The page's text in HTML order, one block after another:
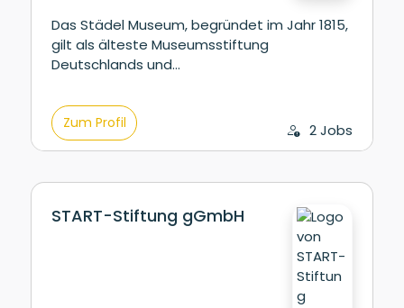
Das Städel Museum, begründet im Jahr 1815,
gilt als älteste Museumsstiftung
Deutschlands und…
Zum Profil 2 Jobs
START-Stiftung gGmbH